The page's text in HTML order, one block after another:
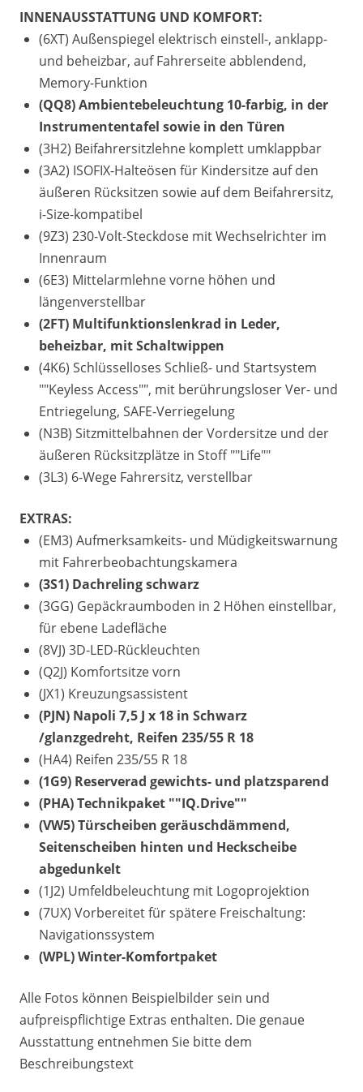
INNENAUSSTATTUNG UND KOMFORT:
(6XT) Außenspiegel elektrisch einstell-, anklapp-
und beheizbar, auf Fahrerseite abblendend,
Memory-Funktion
(QQ8) Ambientebeleuchtung 10-farbig, in der
Instrumententafel sowie in den Türen
(3H2) Beifahrersitzlehne komplett umklappbar
(3A2) ISOFIX-Halteösen für Kindersitze auf den
äußeren Rücksitzen sowie auf dem Beifahrersitz,
i-Size-kompatibel
(9Z3) 230-Volt-Steckdose mit Wechselrichter im
Innenraum
(6E3) Mittelarmlehne vorne höhen und
längenverstellbar
(2FT) Multifunktionslenkrad in Leder,
beheizbar, mit Schaltwippen
(4K6) Schlüsselloses Schließ- und Startsystem
""Keyless Access"", mit berührungsloser Ver- und
Entriegelung, SAFE-Verriegelung
(N3B) Sitzmittelbahnen der Vordersitze und der
äußeren Rücksitzplätze in Stoff ""Life""
(3L3) 6-Wege Fahrersitz, verstellbar
EXTRAS:
(EM3) Aufmerksamkeits- und Müdigkeitswarnung
mit Fahrerbeobachtungskamera
(3S1) Dachreling schwarz
(3GG) Gepäckraumboden in 2 Höhen einstellbar,
für ebene Ladefläche
(8VJ) 3D-LED-Rückleuchten
(Q2J) Komfortsitze vorn
(JX1) Kreuzungsassistent
(PJN) Napoli 7,5 J x 18 in Schwarz
/glanzgedreht, Reifen 235/55 R 18
(HA4) Reifen 235/55 R 18
(1G9) Reserverad gewichts- und platzsparend
(PHA) Technikpaket ""IQ.Drive""
(VW5) Türscheiben geräuschdämmend,
Seitenscheiben hinten und Heckscheibe
abgedunkelt
(1J2) Umfeldbeleuchtung mit Logoprojektion
(7UX) Vorbereitet für spätere Freischaltung:
Navigationssystem
(WPL) Winter-Komfortpaket
Alle Fotos können Beispielbilder sein und
aufpreispflichtige Extras enthalten. Die genaue
Ausstattung entnehmen Sie bitte dem
Beschreibungstext